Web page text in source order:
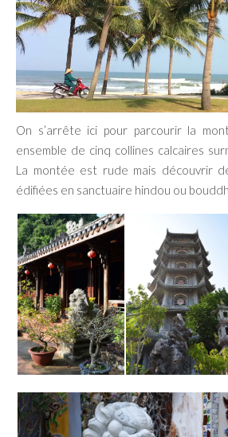
On s’arrête ici pour parcourir la
ensemble de cinq collines calcaires
La montée est rude mais découvrir
édifiées en sanctuaire hindou ou